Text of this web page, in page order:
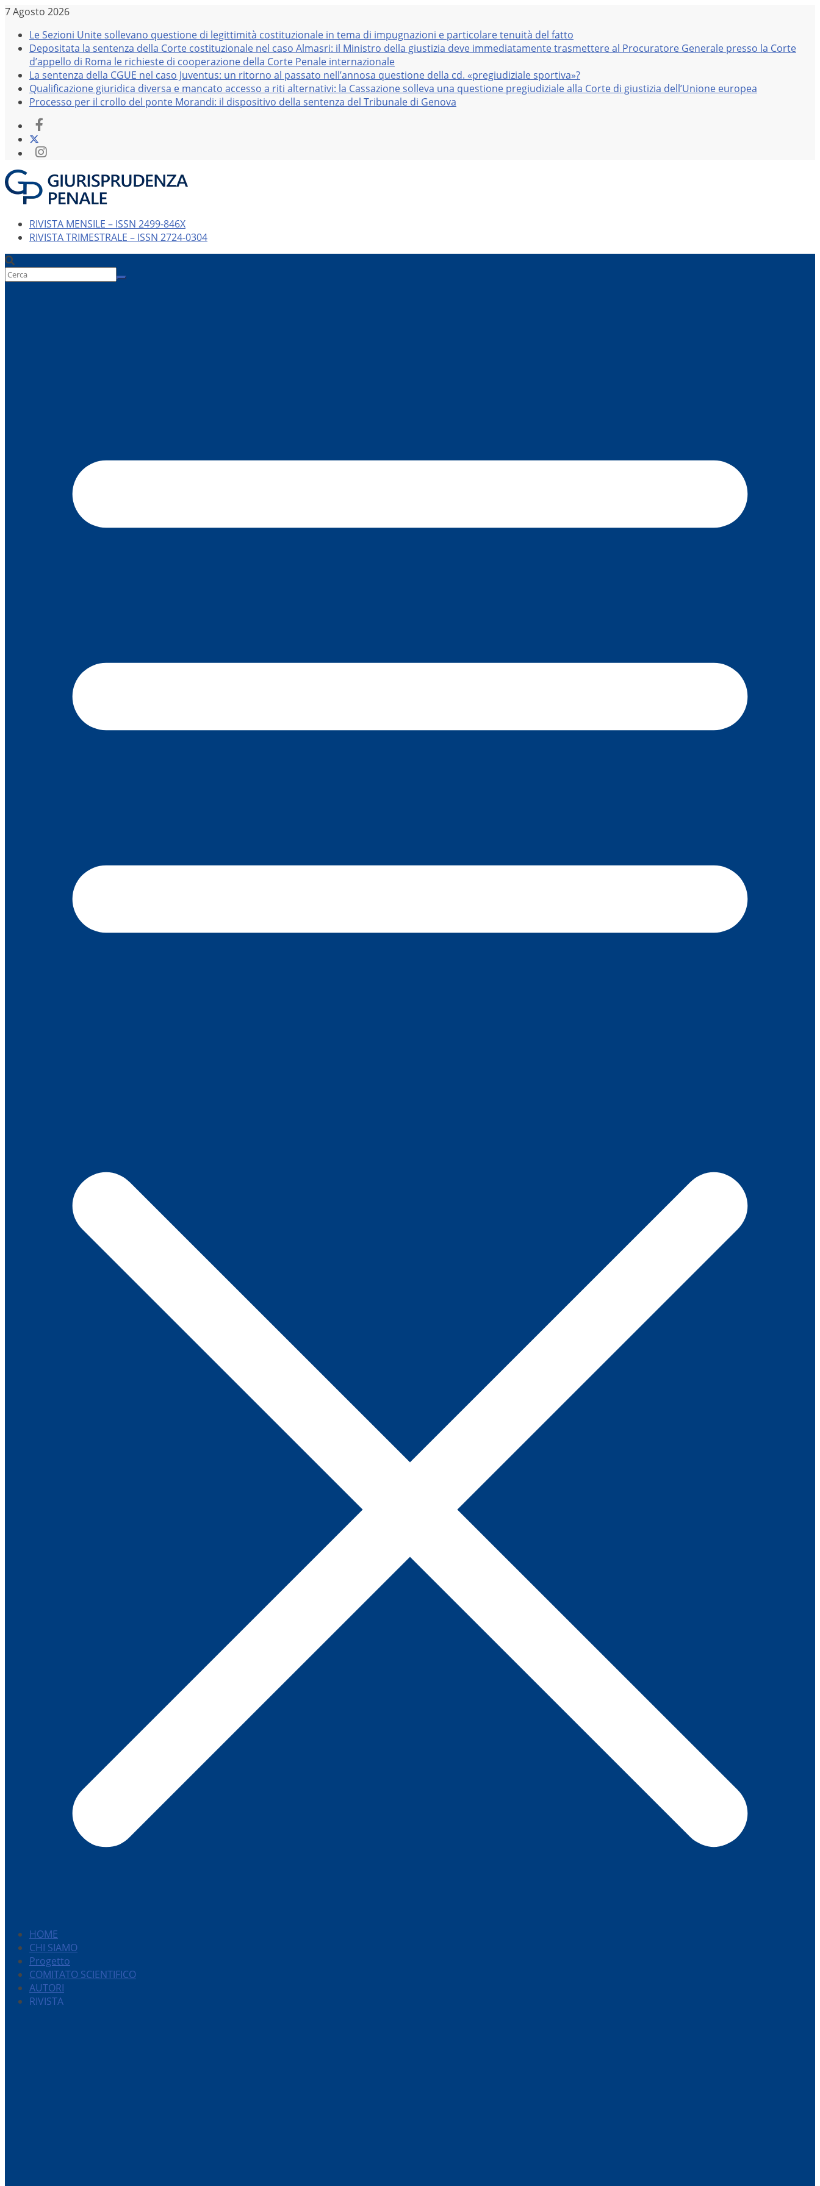
Salta
contenuto
7 Agosto 2026
Le Sezioni Unite sollevano questione di legittimità costituzionale in tema di impugnazioni e particolare tenuità del fatto
Depositata la sentenza della Corte costituzionale nel caso Almasri: il Ministro della giustizia deve immediatamente trasmettere al Procuratore Generale presso la Corte
d’appello di Roma le richieste di cooperazione della Corte Penale internazionale
La sentenza della CGUE nel caso Juventus: un ritorno al passato nell’annosa questione della cd. «pregiudiziale sportiva»?
Qualificazione giuridica diversa e mancato accesso a riti alternativi: la Cassazione solleva una questione pregiudiziale alla Corte di giustizia dell’Unione europea
Processo per il crollo del ponte Morandi: il dispositivo della sentenza del Tribunale di Genova
RIVISTA MENSILE – ISSN 2499-846X
RIVISTA TRIMESTRALE – ISSN 2724-0304
HOME
CHI SIAMO
Progetto
COMITATO SCIENTIFICO
AUTORI
RIVISTA